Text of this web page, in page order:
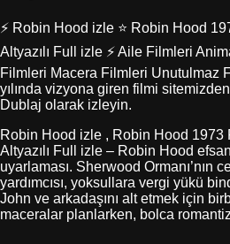
⚡ Robin Hood izle ⭐ Robin Hood
Altyazılı Full izle ⚡ Aile Filmleri
Filmleri Macera Filmleri Unutulmaz
yılında vizyona giren filmi
Dublaj olarak izleyin.
Robin Hood izle , Robin Hood 1973
Altyazılı Full izle – Robin Hood
uyarlaması. Sherwood Ormanı’nın
yardımcısı, yoksullara vergi yükü
John ve arkadaşını alt etmek için
maceralar planlarken, bolca